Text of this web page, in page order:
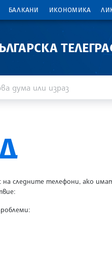
БАЛКАНИ ИКОНОМИКА
на следните телефони, ако